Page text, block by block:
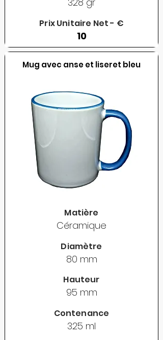
Prix Unitaire Net - €
10
Mug avec anse et liseret bleu
Matière
Céramique
Diamètre
80 mm
Hauteur
95 mm
Contenance
325 ml